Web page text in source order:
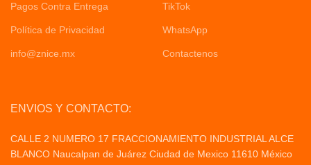
Pagos Contra Entrega
Política de Privacidad
info@znice.mx
TikTok
WhatsApp
Contactenos
ENVIOS Y CONTACTO:
CALLE 2 NUMERO 17 FRACCIONAMIENTO INDUSTRIAL ALCE
BLANCO Naucalpan de Juárez Ciudad de Mexico 11610 México